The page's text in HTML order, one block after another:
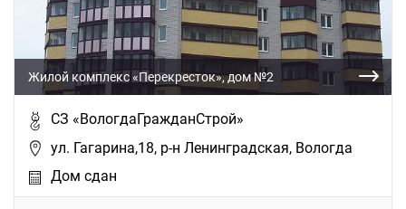
Жилой комплекс «Перекресток», дом №2
СЗ «ВологдаГражданСтрой»
ул. Гагарина,18, р-н Ленинградская, Вологда
Дом сдан